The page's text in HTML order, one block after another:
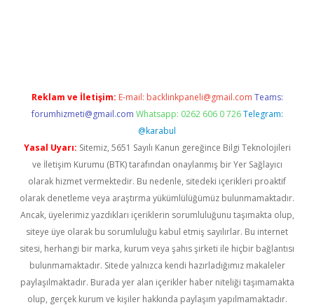
Reklam ve İletişim: E-mail: backlinkpaneli@gmail.com Teams:
forumhizmeti@gmail.com Whatsapp: 0262 606 0 726 Telegram:
@karabul
Yasal Uyarı: Sitemiz, 5651 Sayılı Kanun gereğince Bilgi Teknolojileri
ve İletişim Kurumu (BTK) tarafından onaylanmış bir Yer Sağlayıcı
olarak hizmet vermektedir. Bu nedenle, sitedeki içerikleri proaktif
olarak denetleme veya araştırma yükümlülüğümüz bulunmamaktadır.
Ancak, üyelerimiz yazdıkları içeriklerin sorumluluğunu taşımakta olup,
siteye üye olarak bu sorumluluğu kabul etmiş sayılırlar. Bu internet
sitesi, herhangi bir marka, kurum veya şahıs şirketi ile hiçbir bağlantısı
bulunmamaktadır. Sitede yalnızca kendi hazırladığımız makaleler
paylaşılmaktadır. Burada yer alan içerikler haber niteliği taşımamakta
olup, gerçek kurum ve kişiler hakkında paylaşım yapılmamaktadır.